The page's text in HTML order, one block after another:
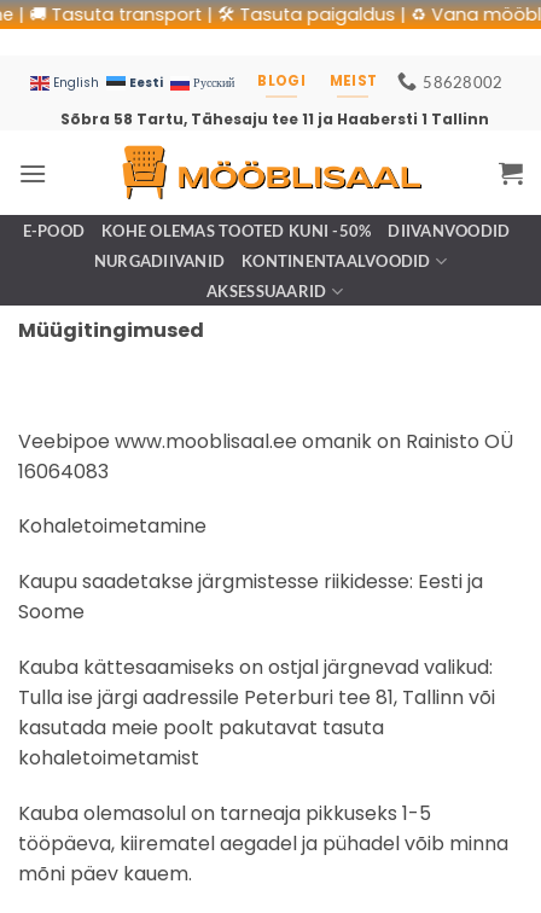
English Eesti Русский BLOGI MEIST 58628002
Sõbra 58 Tartu, Tähesaju tee 11 ja Haabersti 1 Tallinn
E-POOD KOHE OLEMAS TOOTED KUNI -50%
DIIVANVOODID
NURGADIIVANID
KONTINENTAALVOODID
AKSESSUAARID
Müügitingimused
Veebipoe www.mooblisaal.ee omanik on Rainisto OÜ
16064083
Kohaletoimetamine
Kaupu saadetakse järgmistesse riikidesse: Eesti ja
Soome
Kauba kättesaamiseks on ostjal järgnevad valikud:
Tulla ise järgi aadressile Peterburi tee 81, Tallinn või
kasutada meie poolt pakutavat tasuta
kohaletoimetamist
Kauba olemasolul on tarneaja pikkuseks 1-5
tööpäeva, kiirematel aegadel ja pühadel võib minna
mõni päev kauem.